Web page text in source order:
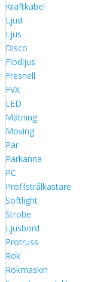
Kraftkabel
Ljud
Ljus
Disco
Flodljus
Fresnell
FVX
LED
Mätning
Moving
Par
Parkanna
PC
Profilstrålkastare
Softlight
Strobe
Ljusbord
Protruss
Rök
Rökmaskin